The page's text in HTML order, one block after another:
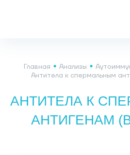
Главная Анализы
Антитела к спермальным
АНТИТЕЛА К
АНТИГЕНАМ